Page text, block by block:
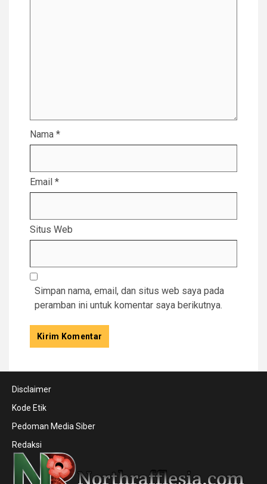
Nama *
Email *
Situs Web
Simpan nama, email, dan situs web saya pada
peramban ini untuk komentar saya berikutnya.
Disclaimer
Kode Etik
Pedoman Media Siber
Redaksi